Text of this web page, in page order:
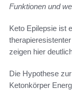
Funktionen und
Keto Epilepsie ist
zeigen hier
Die Hypothese
Ketonkörper